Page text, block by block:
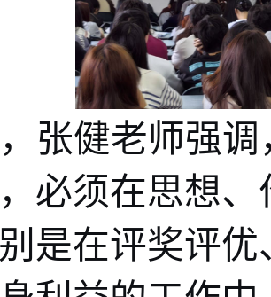
张健老师强
必须在思想
是在评奖评